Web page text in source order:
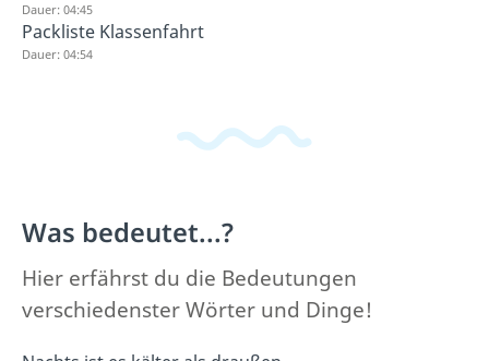
Dauer: 04:45
Packliste Klassenfahrt
Dauer: 04:54
Was bedeutet...?
Hier erfährst du die Bedeutungen
verschiedenster Wörter und Dinge!